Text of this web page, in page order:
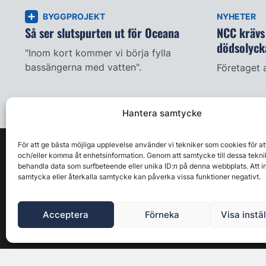
Hantera samtycke
För att ge bästa möjliga upplevelse använder vi tekniker som cookies för
och/eller komma åt enhetsinformation. Genom att samtycke till dessa
behandla data som surfbeteende eller unika ID:n på denna webbplats. Att
samtycka eller återkalla samtycke kan påverka vissa funktioner negativt.
Acceptera Förneka Visa
BYGGPROJEKT
Så ser slutspurten ut för Oceana
"Inom kort kommer vi börja fylla
bassängerna med vatten".
NYHETER
NCC
Företaget